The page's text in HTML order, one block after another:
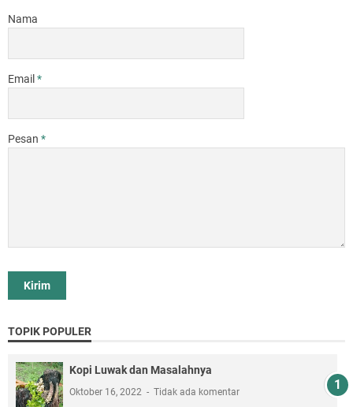
Nama
Email*
Pesan *
TOPIK POPULER
Kopi Luwak dan Masalahnya
Oktober 16, 2022 Tidak ada komentar